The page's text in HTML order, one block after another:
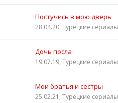
Постучись в мою дверь
28.04.20, Турецкие сериалы
Дочь посла
19.07.19, Турецкие сериалы
Мои братья и сестры
25.02.21, Турецкие сериалы